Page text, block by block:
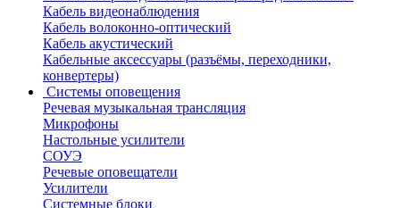
Кабель видеонаблюдения
Кабель волоконно-оптический
Кабель акустический
Кабельные аксессуары (разъёмы, переходники,
конвертеры)
Системы оповещения
Речевая музыкальная трансляция
Микрофоны
Настольные усилители
СОУЭ
Речевые оповещатели
Усилители
Системные блоки